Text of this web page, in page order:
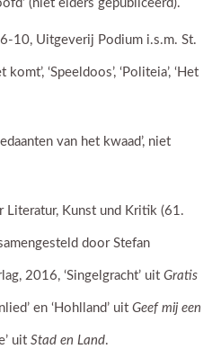
(niet elders gepubliceerd).
10, Uitgeverij Podium i.s.m. St.
‘Speeldoos’, ‘Politeia’, ‘Het
van het kwaad’, niet
Kunst und Kritik (61.
door Stefan
2016, ‘Singelgracht’ uitGratis
en ‘Hohlland’ uitGeef mij een
uitStad en Land.